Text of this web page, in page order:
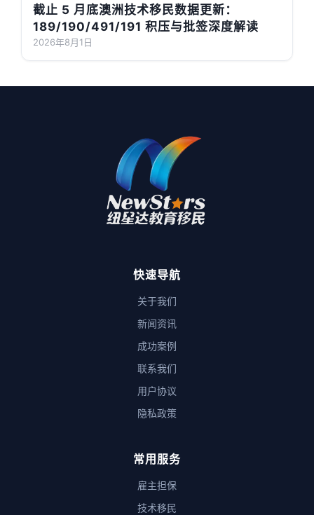
截止 5 月底澳洲技术移民数据更新：
189/190/491/191 积压与批签深度解读
2026年8月1日
快速导航
关于我们
新闻资讯
成功案例
联系我们
用户协议
隐私政策
常用服务
雇主担保
技术移民